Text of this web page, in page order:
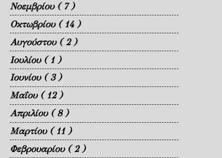
Νοεμβρίου ( 7 )
Οκτωβρίου ( 14 )
Αυγούστου ( 2 )
Ιουλίου ( 1 )
Ιουνίου ( 3 )
Μαΐου ( 12 )
Απριλίου ( 8 )
Μαρτίου ( 11 )
Φεβρουαρίου ( 2 )